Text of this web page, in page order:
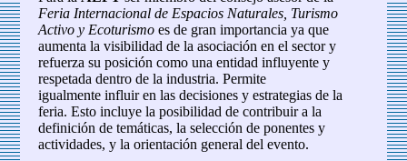
Feria Internacional de Espacios Naturales, Turismo
Activo y Ecoturismoes de gran importancia ya que
aumenta la visibilidad de la asociación en el sector y
refuerza su posición como una entidad influyente y
respetada dentro de la industria. Permite
igualmente influir en las decisiones y estrategias de la
feria. Esto incluye la posibilidad de contribuir a la
definición de temáticas, la selección de ponentes y
actividades, y la orientación general del evento.